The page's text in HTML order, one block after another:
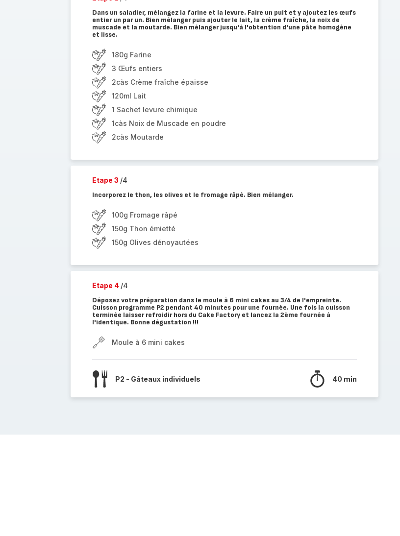
Dans un saladier, mélangez la farine et la levure. Faire un puit et y ajoutez les œufs
entier un par un. Bien mélanger puis ajouter le lait, la crème fraîche, la noix de
muscade et la moutarde. Bien mélanger jusqu'à l'obtention d'une pâte homogène
et lisse.
180g Farine
3 Œufs entiers
2càs Crème fraîche épaisse
120ml Lait
1 Sachet levure chimique
1càs Noix de Muscade en poudre
2càs Moutarde
Etape 3 /4
Incorporez le thon, les olives et le fromage râpé. Bien mélanger.
100g Fromage râpé
150g Thon émietté
150g Olives dénoyautées
Etape 4 /4
Déposez votre préparation dans le moule à 6 mini cakes au 3/4 de l'empreinte.
Cuisson programme P2 pendant 40 minutes pour une fournée. Une fois la cuisson
terminée laisser refroidir hors du Cake Factory et lancez la 2ème fournée à
l'identique. Bonne dégustation !!!
Moule à 6 mini cakes
P2 - Gâteaux individuels 40 min